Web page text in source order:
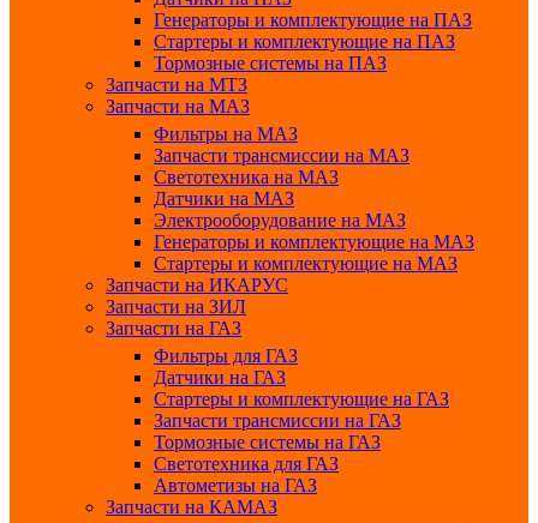
Генераторы и комплектующие на ПАЗ
Стартеры и комплектующие на ПАЗ
Тормозные системы на ПАЗ
Запчасти на МТЗ
Запчасти на МАЗ
Фильтры на МАЗ
Запчасти трансмиссии на МАЗ
Светотехника на МАЗ
Датчики на МАЗ
Электрооборудование на МАЗ
Генераторы и комплектующие на МАЗ
Стартеры и комплектующие на МАЗ
Запчасти на ИКАРУС
Запчасти на ЗИЛ
Запчасти на ГАЗ
Фильтры для ГАЗ
Датчики на ГАЗ
Стартеры и комплектующие на ГАЗ
Запчасти трансмиссии на ГАЗ
Тормозные системы на ГАЗ
Светотехника для ГАЗ
Автометизы на ГАЗ
Запчасти на КАМАЗ